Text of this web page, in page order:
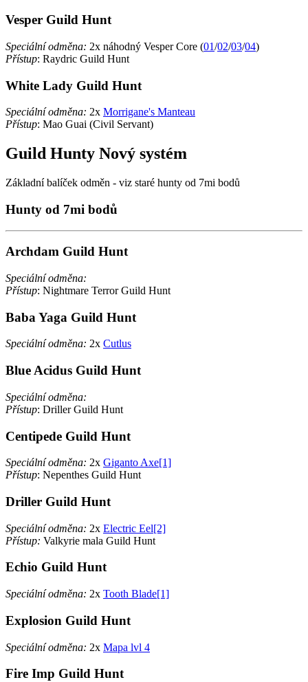
Vesper Guild Hunt
Speciální odměna: 2x náhodný Vesper Core (01/02/03/04)
Přístup: Raydric Guild Hunt
White Lady Guild Hunt
Speciální odměna: 2x Morrigane's Manteau
Přístup: Mao Guai (Civil Servant)
Guild Hunty Nový systém
Základní balíček odměn - viz staré hunty od 7mi bodů
Hunty od 7mi bodů
Archdam Guild Hunt
Speciální odměna:
Přístup: Nightmare Terror Guild Hunt
Baba Yaga Guild Hunt
Speciální odměna: 2x Cutlus
Blue Acidus Guild Hunt
Speciální odměna:
Přístup: Driller Guild Hunt
Centipede Guild Hunt
Speciální odměna: 2x Giganto Axe[1]
Přístup: Nepenthes Guild Hunt
Driller Guild Hunt
Speciální odměna: 2x Electric Eel[2]
Přístup: Valkyrie mala Guild Hunt
Echio Guild Hunt
Speciální odměna: 2x Tooth Blade[1]
Explosion Guild Hunt
Speciální odměna: 2x Mapa lvl 4
Fire Imp Guild Hunt